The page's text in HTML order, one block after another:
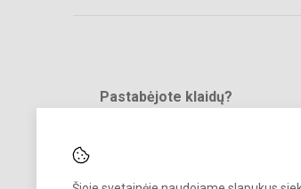
Pastabėjote klaidų?